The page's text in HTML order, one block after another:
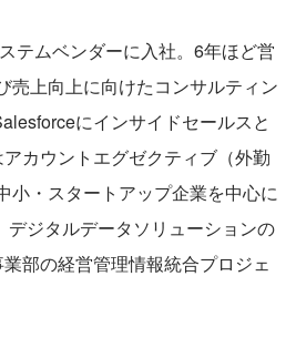
テムベンダーに入社。6年ほど営
売上向上に向けたコンサルティン
にインサイドセールスと
カウントエグゼクティブ（外勤
小・スタートアップ企業を中心に
ジタルデータソリューションの
部の経営管理情報統合プロジェ